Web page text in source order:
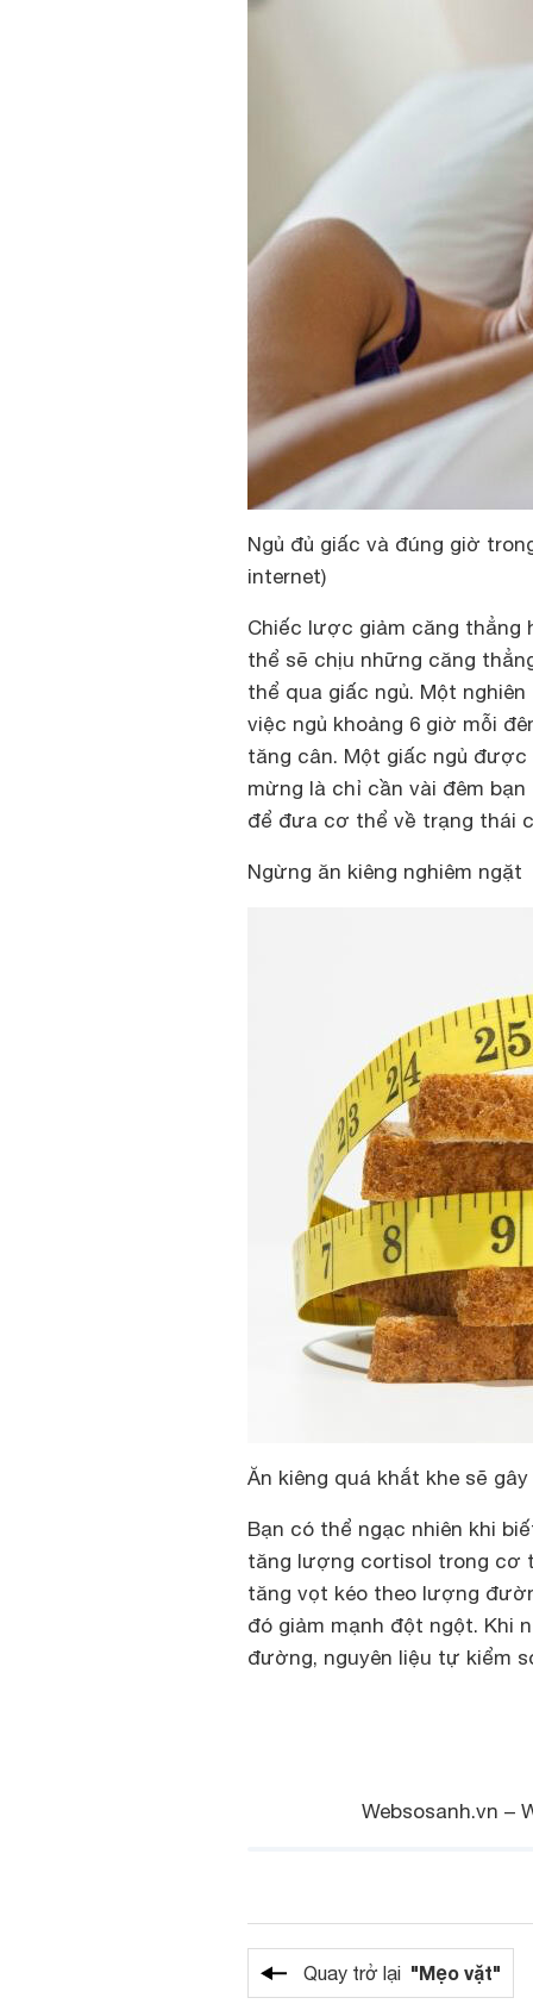
Ngủ đủ giấc và đúng giờ
internet)
Chiếc lược giảm căng thẳng
thể sẽ chịu những căng
thể qua giấc ngủ. Một
việc ngủ khoảng 6 giờ mỗi
tăng cân. Một giấc ngủ
mừng là chỉ cần vài đêm
để đưa cơ thể về trạng thái
Ngừng ăn kiêng nghiêm ngặt
Ăn kiêng quá khắt khe sẽ
Bạn có thể ngạc nhiên khi
tăng lượng cortisol trong cơ
tăng vọt kéo theo lượng
đó giảm mạnh đột ngột. Khi
đường, nguyên liệu tự kiểm
Websosanh.vn –
Quay trở lại "Mẹo vặt"